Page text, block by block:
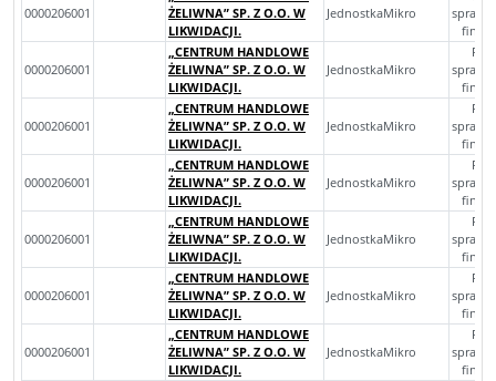
0000206001
ŻELIWNA” SP. Z O.O. W
LIKWIDACJI.
JednostkaMikro
0000206001
„CENTRUM HANDLOWE
ŻELIWNA” SP. Z O.O. W
LIKWIDACJI.
JednostkaMikro
0000206001
„CENTRUM HANDLOWE
ŻELIWNA” SP. Z O.O. W
LIKWIDACJI.
JednostkaMikro
0000206001
„CENTRUM HANDLOWE
ŻELIWNA” SP. Z O.O. W
LIKWIDACJI.
JednostkaMikro
0000206001
„CENTRUM HANDLOWE
ŻELIWNA” SP. Z O.O. W
LIKWIDACJI.
JednostkaMikro
0000206001
„CENTRUM HANDLOWE
ŻELIWNA” SP. Z O.O. W
LIKWIDACJI.
JednostkaMikro
0000206001
„CENTRUM HANDLOWE
ŻELIWNA” SP. Z O.O. W
LIKWIDACJI.
JednostkaMikro